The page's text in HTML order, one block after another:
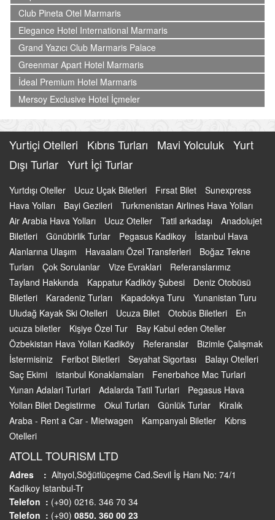
Club Pineta Otel Marmaris
Elegance Hotel International Marmaris
Grand Yazıcı Club Marmaris Palace
Greenmar Apart Hotel Marmaris
İdeal Premium Hotel Marmaris
Mersoy Exclusive Hotel İçmeler
Yurtiçi Otelleri Kıbrıs Turları Mavi Yolculuk Yurt
Dışı Turlar Yurt İçi Turlar
Yurtdışı Oteller Ucuz Uçak Biletleri Fırsat Bilet
Sunexpress
Hava Yolları
Bayi Gezileri
Turkmenistan Airlines Hava Yolları
Air Arabia Hava Yolları
Ucuz Oteller Tatil arkadaşı
Anadolujet
Biletleri
Günübirlik Turlar Pegasus Kadikoy
İstanbul Hava
Alanlarına Ulaşım
Havaalanı Özel Transferleri
Boğaz Tekne
Turları
Çok Sorulanlar Vize Evraklari
Referanslarımız
Tayland Hakkında
Kappatur Kadiköy Şubesi
Deniz Otobüsü
Biletleri
Karadeniz Turları Kapadokya Turu
Yunanistan Turu
Uludağ Kayak Ski Otelleri
Ucuza Bilet Otobüs Biletleri
En
ucuza biletler
Kişiye Özel Tur
Bay Kabul eden Oteller
Özbekistan Hava Yolları Kadiköy
Referanslar
Bizimle Çalışmak
İstermisiniz
Feribot Biletleri Seyahat Sigortası
Balayı Otelleri
Saç Ekimi
istanbul Konaklamaları
Fenerbahce Mac Turlari
Yunan Adalari Turlari
Adalarda Tatil Turlari
Pegasus Hava
Yolları Bilet Degistirme
Okul Turları Günlük Turlar
Kiralık
Araba - Rent a Car - Mietwagen
Kampanyalı Biletler
Kıbrıs
Otelleri
ATOLL TOURISM LTD
Adres : Altıyol,Söğütlüçeşme Cad.Sevil İş Hanı No: 74/1
Kadikoy Istanbul-Tr
Telefon : (+90) 0216. 346 70 34
Telefon : (+90) 0850. 360 00 23